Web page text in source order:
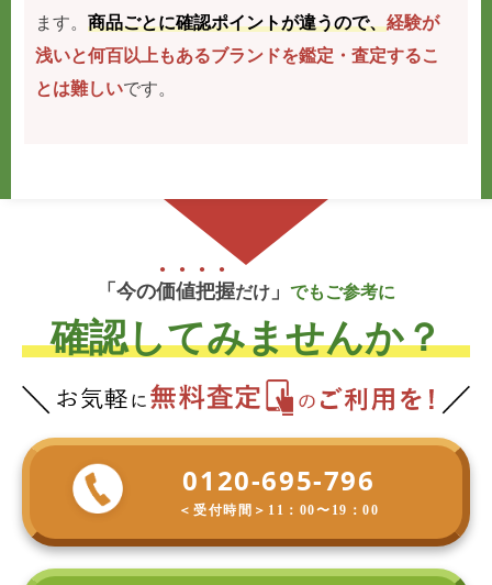
ます。商品ごとに確認ポイントが違うので、経験が
浅いと何百以上もあるブランドを鑑定・査定するこ
とは難しいです。
「今の価値把握だけ 」 でもご参考に
確認してみませんか？
0120-695-796
＜受付時間＞ 11：00〜19：00